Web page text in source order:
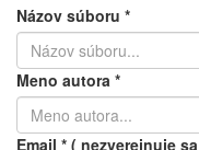
Názov súboru *
Meno autora *
Email * ( nezverejnuje